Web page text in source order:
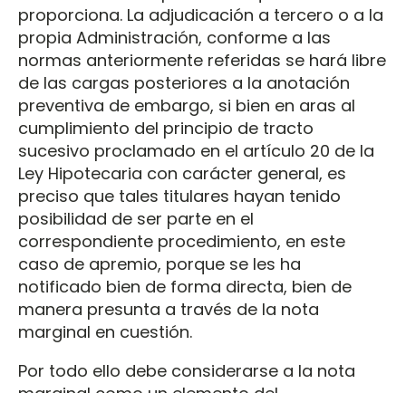
proporciona. La adjudicación a tercero o a la
propia Administración, conforme a las
normas anteriormente referidas se hará libre
de las cargas posteriores a la anotación
preventiva de embargo, si bien en aras al
cumplimiento del principio de tracto
sucesivo proclamado en el artículo 20 de la
Ley Hipotecaria con carácter general, es
preciso que tales titulares hayan tenido
posibilidad de ser parte en el
correspondiente procedimiento, en este
caso de apremio, porque se les ha
notificado bien de forma directa, bien de
manera presunta a través de la nota
marginal en cuestión.
Por todo ello debe considerarse a la nota